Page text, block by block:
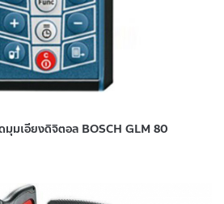
ดมุมเอียงดิจิตอล BOSCH GLM 80